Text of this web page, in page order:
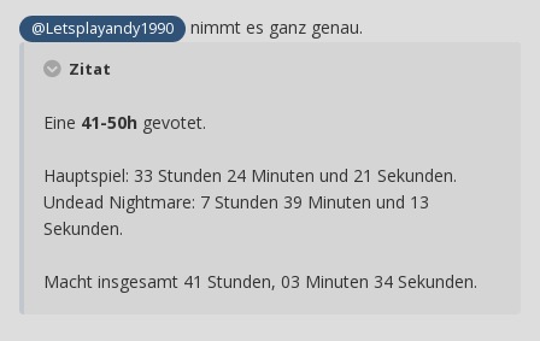
@Letsplayandy1990 nimmt es ganz genau.
Zitat
Eine 41-50h gevotet.
Hauptspiel: 33 Stunden 24 Minuten und 21 Sekunden.
Undead Nightmare: 7 Stunden 39 Minuten und 13
Sekunden.
Macht insgesamt 41 Stunden, 03 Minuten 34 Sekunden.